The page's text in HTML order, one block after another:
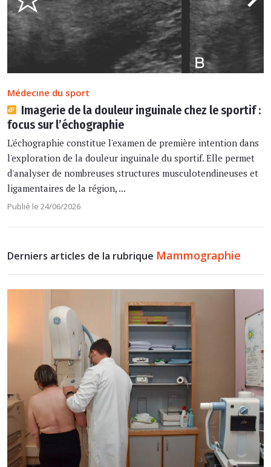
Médecine du sport
Imagerie de la douleur inguinale chez le sportif :
focus sur l’échographie
L'échographie constitue l'examen de première intention dans
l'exploration de la douleur inguinale du sportif. Elle permet
d'analyser de nombreuses structures musculotendineuses et
ligamentaires de la région, ...
Publié le 24/06/2026
Derniers articles de la rubrique Mammographie